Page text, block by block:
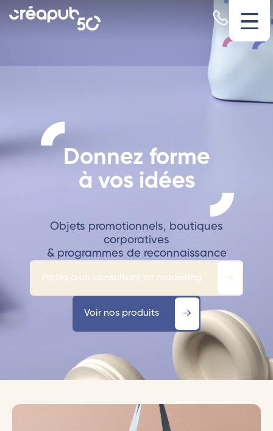
Donnez forme
à vos idées
Objets promotionnels, boutiques
corporatives
& programmes de reconnaissance
Parlez à un consultant en marketing
Voir nos produits